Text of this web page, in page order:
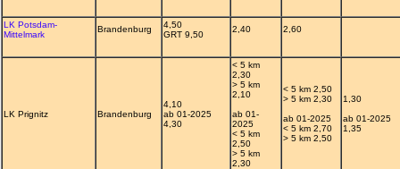
LK Potsdam-
Mittelmark
Brandenburg
4,50
GRT 9,50
2,40 2,60
LK Prignitz Brandenburg
4,10
ab 01-2025
4,30
< 5 km
2,30
> 5 km
2,10
ab 01-
2025
< 5 km
2,50
> 5 km
2,30
< 5 km 2,50
> 5 km 2,30
ab 01-2025
< 5 km 2,70
> 5 km 2,50
1,30
ab 01-2025
1,35